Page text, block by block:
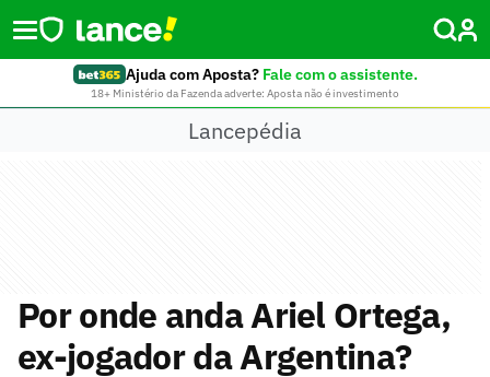
Ajuda com Aposta? Fale com o assistente.
18+ Ministério da Fazenda adverte: Aposta não é investimento
Lancepédia
Por onde anda Ariel Ortega,
ex-jogador da Argentina?